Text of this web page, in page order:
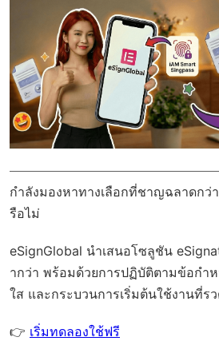
กำลังมองหาทางเลือกที่ชาญฉลาดกว่
รือไม่
eSignGlobal นำเสนอโซลูชัน
ากว่า พร้อมด้วยการปฏิบัติตามข้อกำ
ใส และกระบวนการเริ่มต้นใช้งานที่รว
👉 เริ่มทดลองใช้ฟรี